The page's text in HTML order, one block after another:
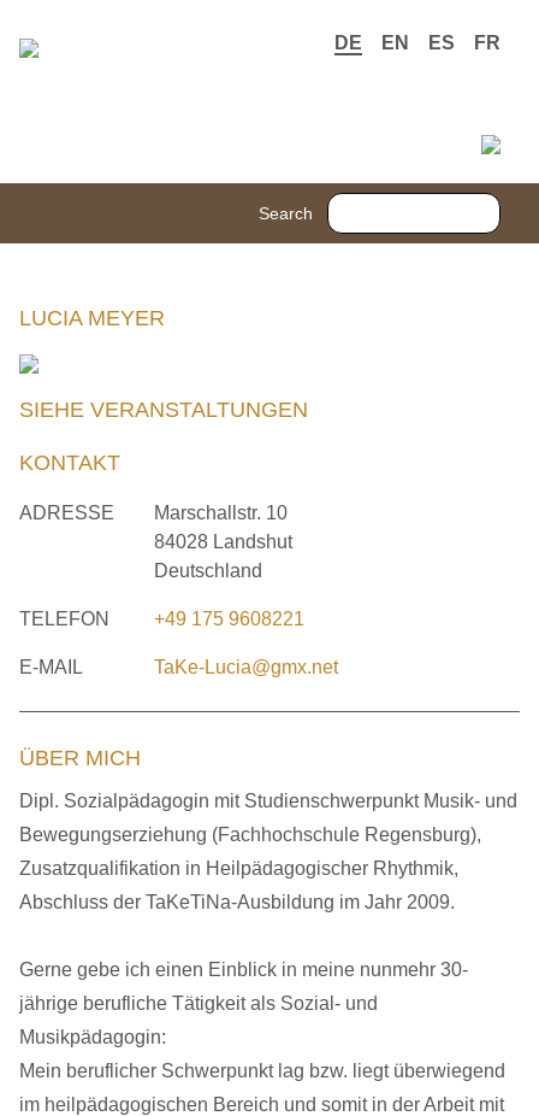
DE EN ES FR
Search
LUCIA MEYER
SIEHE VERANSTALTUNGEN
KONTAKT
ADRESSE
Marschallstr. 10
84028 Landshut
Deutschland
TELEFON +49 175 9608221
E-MAIL TaKe-Lucia@gmx.net
ÜBER MICH
Dipl. Sozialpädagogin mit Studienschwerpunkt Musik- und
Bewegungserziehung (Fachhochschule Regensburg),
Zusatzqualifikation in Heilpädagogischer Rhythmik,
Abschluss der TaKeTiNa-Ausbildung im Jahr 2009.
Gerne gebe ich einen Einblick in meine nunmehr 30-
jährige berufliche Tätigkeit als Sozial- und
Musikpädagogin:
Mein beruflicher Schwerpunkt lag bzw. liegt überwiegend
im heilpädagogischen Bereich und somit in der Arbeit mit